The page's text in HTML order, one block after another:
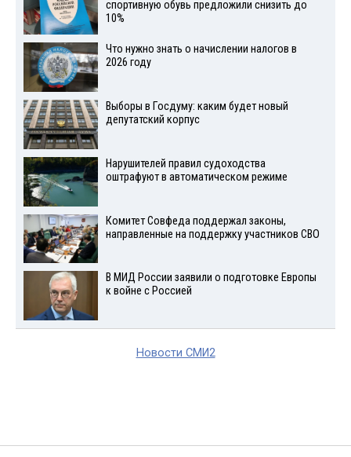
спортивную обувь предложили снизить до
10%
Что нужно знать о начислении налогов в
2026 году
Выборы в Госдуму: каким будет новый
депутатский корпус
Нарушителей правил судоходства
оштрафуют в автоматическом режиме
Комитет Совфеда поддержал законы,
направленные на поддержку участников СВО
В МИД России заявили о подготовке Европы
к войне с Россией
Новости СМИ2